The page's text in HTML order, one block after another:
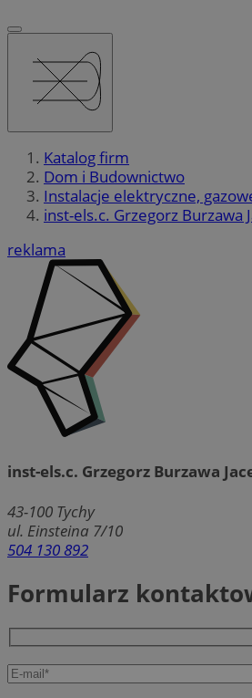
Katalog firm
Dom i Budownictwo
Instalacje elektryczne,
inst-els.c. Grzegorz Burzawa
reklama
inst-els.c. Grzegorz Burzawa
43-100 Tychy
ul. Einsteina 7/10
504 130 892
Formularz